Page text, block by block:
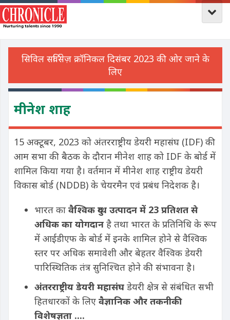
मीनेश शाह
15 अक्टूबर, 2023 को अंतरराष्ट्रीय डेयरी महासंघ (IDF) की
आम सभा की बैठक के दौरान मीनेश शाह को IDF के बोर्ड में
शामिल किया गया है। वर्तमान में मीनेश शाह राष्ट्रीय डेयरी
विकास बोर्ड (NDDB) के चेयरमैन एवं प्रबंध निदेशक है।
भारत का वैश्विक दुग्ध उत्पादन में 23 प्रतिशत से
अधिक का योगदान है तथा भारत के प्रतिनिधि के रूप
में आईडीएफ के बोर्ड में इनके शामिल होने से वैश्विक
स्तर पर अधिक समावेशी और बेहतर वैश्विक डेयरी
पारिस्थितिक तंत्र सुनिश्चित होने की संभावना है।
अंतरराष्ट्रीय डेयरी महासंघ डेयरी क्षेत्र से संबंधित सभी
हितधारकों के लिए वैज्ञानिक और तकनीकी
विशेषज्ञता ....